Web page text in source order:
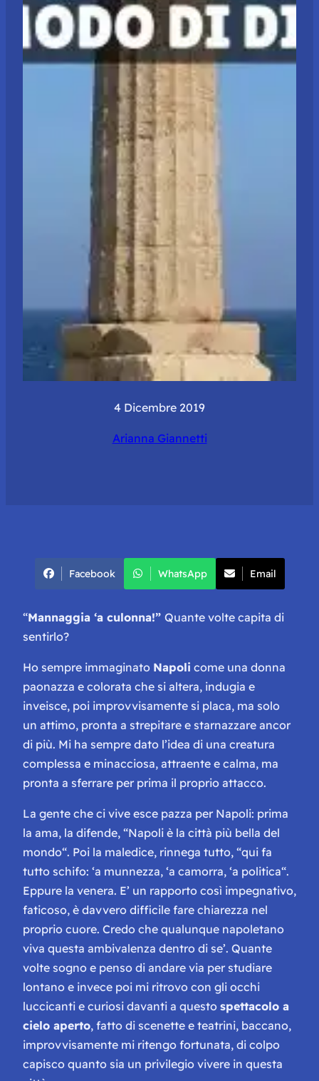
4 Dicembre 2019
Arianna Giannetti
Facebook WhatsApp Email
“Mannaggia ‘a culonna!” Quante volte capita di
sentirlo?
Ho sempre immaginato Napoli come una donna
paonazza e colorata che si altera, indugia e
inveisce, poi improvvisamente si placa, ma solo
un attimo, pronta a strepitare e starnazzare ancor
di più. Mi ha sempre dato l’idea di una creatura
complessa e minacciosa, attraente e calma, ma
pronta a sferrare per prima il proprio attacco.
La gente che ci vive esce pazza per Napoli: prima
la ama, la difende, “Napoli è la città più bella del
mondo“. Poi la maledice, rinnega tutto, “qui fa
tutto schifo: ‘a munnezza, ‘a camorra, ‘a politica“.
Eppure la venera. E’ un rapporto così impegnativo,
faticoso, è davvero difficile fare chiarezza nel
proprio cuore. Credo che qualunque napoletano
viva questa ambivalenza dentro di se’. Quante
volte sogno e penso di andare via per studiare
lontano e invece poi mi ritrovo con gli occhi
luccicanti e curiosi davanti a questo spettacolo a
cielo aperto, fatto di scenette e teatrini, baccano,
improvvisamente mi ritengo fortunata, di colpo
capisco quanto sia un privilegio vivere in questa